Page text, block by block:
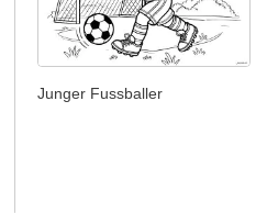
Junger Fussballer